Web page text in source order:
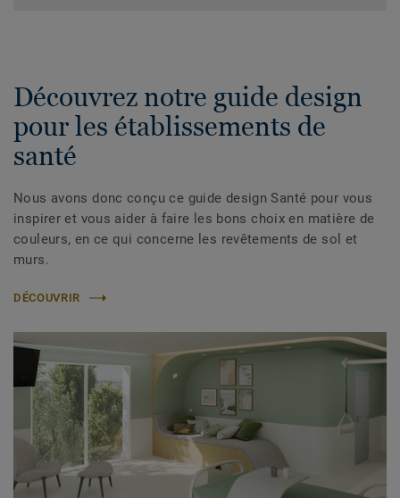
Découvrez notre guide design
pour les établissements de
santé
Nous avons donc conçu ce guide design Santé pour vous
inspirer et vous aider à faire les bons choix en matière de
couleurs, en ce qui concerne les revêtements de sol et
murs.
DÉCOUVRIR